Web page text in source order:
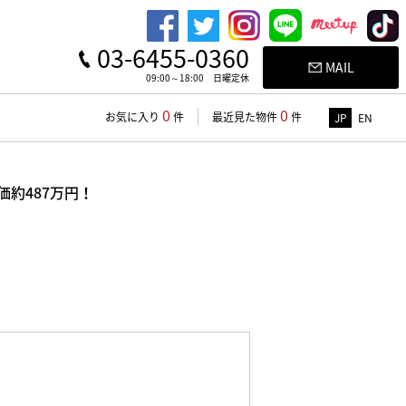
03-6455-0360
09:00～18:00 日曜定休
MAIL
お気に入り 0 件 最近見た物件0 件 JP EN
487万円！